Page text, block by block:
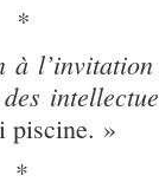
*
à
piscine. »
*